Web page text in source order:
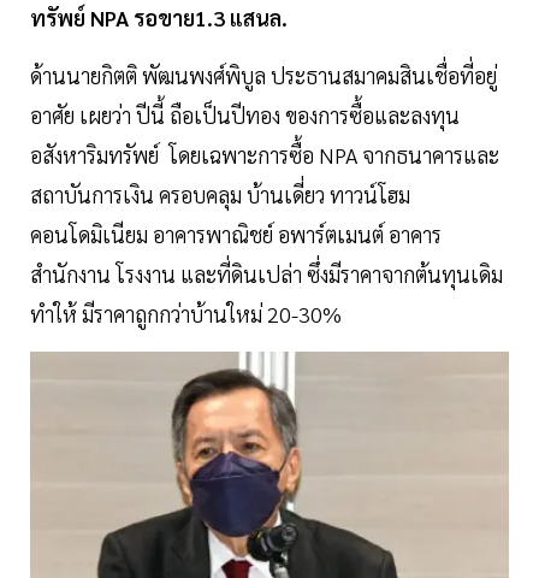
ทรัพย์ NPA รอขาย1.3 แสนล.
ด้านนายกิตติ พัฒนพงศ์พิบูล ประธานสมาคมสินเชื่อที่อยู่
อาศัย เผยว่า ปีนี้ ถือเป็นปีทอง ของการซื้อและลงทุน
อสังหาริมทรัพย์ โดยเฉพาะการซื้อ NPA จากธนาคารและ
สถาบันการเงิน ครอบคลุม บ้านเดี่ยว ทาวน์โฮม
คอนโดมิเนียม อาคารพาณิชย์ อพาร์ตเมนต์ อาคาร
สำนักงาน โรงงาน และที่ดินเปล่า ซึ่งมีราคาจากต้นทุนเดิม
ทำให้ มีราคาถูกกว่าบ้านใหม่ 20-30%